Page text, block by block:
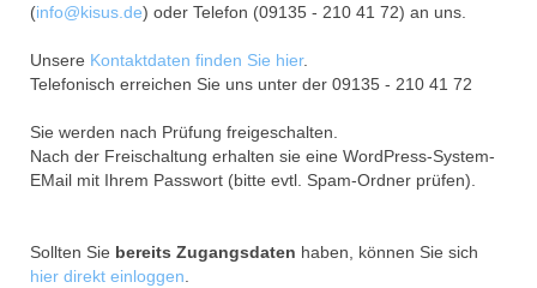
(info@kisus.de) oder Telefon (09135 - 210 41 72) an uns.
Unsere Kontaktdaten finden Sie hier.
Telefonisch erreichen Sie uns unter der 09135 - 210 41 72
Sie werden nach Prüfung freigeschalten.
Nach der Freischaltung erhalten sie eine WordPress-System-
EMail mit Ihrem Passwort (bitte evtl. Spam-Ordner prüfen).
Sollten Sie bereits Zugangsdaten haben, können Sie sich
hier direkt einloggen.